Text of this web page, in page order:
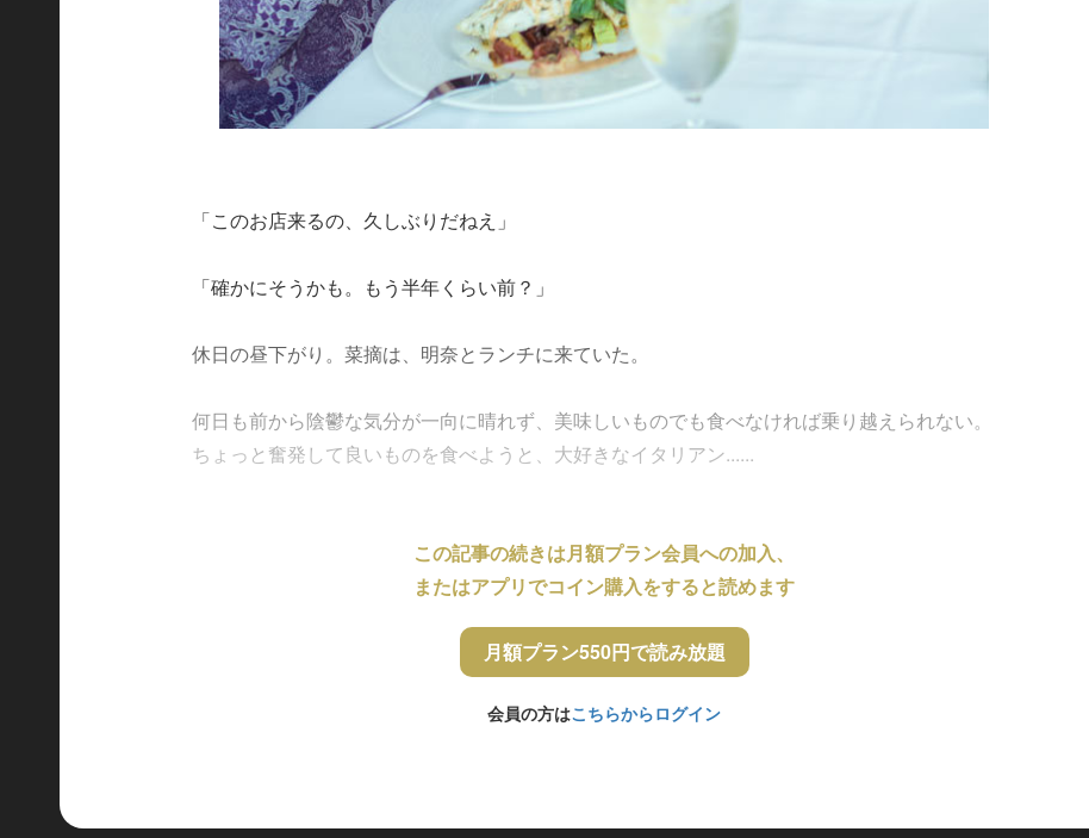
「このお店来るの、久しぶりだねえ」
「確かにそうかも。もう半年くらい前？」
休日の昼下がり。菜摘は、明奈とランチに来ていた。
何日も前から陰鬱な気分が一向に晴れず、美味しいものでも食べなければ乗り越えられない。
ちょっと奮発して良いものを食べようと、大好きなイタリアン......
この記事の続きは月額プラン会員への加入、
またはアプリでコイン購入をすると読めます
月額プラン550円で読み放題
会員の方はこちらからログイン